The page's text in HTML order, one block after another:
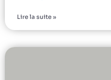
Lire la suite »